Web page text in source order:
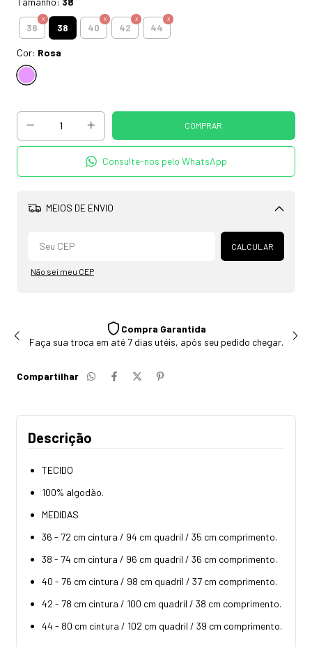
36 38 40 42 44
Cor: Rosa
Consulte-nos pelo WhatsApp
MEIOS DE ENVIO
Alterar CEP
CALCULAR
Não sei meu CEP
Compra Garantida
Faça sua troca em até 7 dias utéis, após seu pedido chegar.
Compartilhar
Descrição
TECIDO
100% algodão.
MEDIDAS
36 - 72 cm cintura / 94 cm quadril / 35 cm comprimento.
38 - 74 cm cintura / 96 cm quadril / 36 cm comprimento.
40 - 76 cm cintura / 98 cm quadril / 37 cm comprimento.
42 - 78 cm cintura / 100 cm quadril / 38 cm comprimento.
44 - 80 cm cintura / 102 cm quadril / 39 cm comprimento.